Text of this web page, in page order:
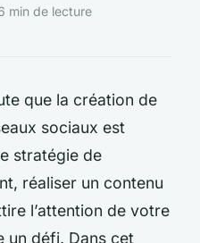
min de lecture
que la création de
sociaux est
stratégie de
réaliser un contenu
l’attention de votre
un défi. Dans cet